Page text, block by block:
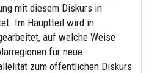
mit diesem Diskurs in
Im Hauptteil wird in
auf welche Weise
für neue
zum öffentlichen Diskurs